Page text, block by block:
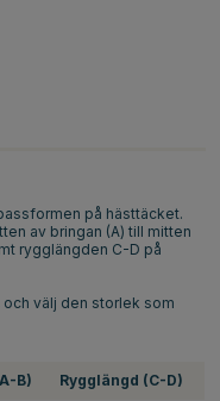
på hästtäcket.
av bringan (A) till mitten
rygglängden C-D på
välj den storlek som
B) Rygglängd (C-D)